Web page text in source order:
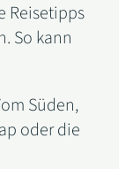
Reisetipps
So kann
Süden,
oder die